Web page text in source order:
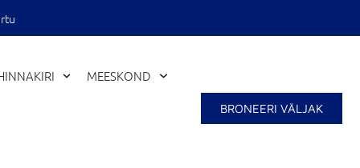
MEESKOND
BRONEERI VÄLJAK